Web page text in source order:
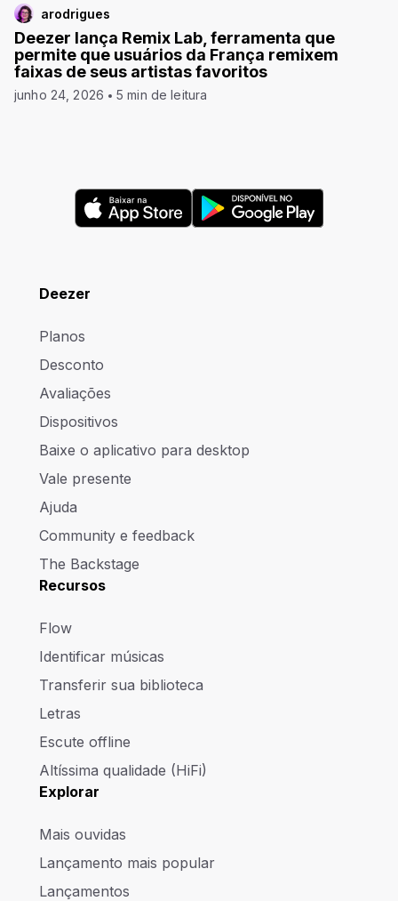
arodrigues
Deezer lança Remix Lab, ferramenta que
permite que usuários da França remixem
faixas de seus artistas favoritos
junho 24, 2026 5 min de leitura
Deezer
Planos
Desconto
Avaliações
Dispositivos
Baixe o aplicativo para desktop
Vale presente
Ajuda
Community e feedback
The Backstage
Recursos
Flow
Identificar músicas
Transferir sua biblioteca
Letras
Escute offline
Altíssima qualidade (HiFi)
Explorar
Mais ouvidas
Lançamento mais popular
Lançamentos